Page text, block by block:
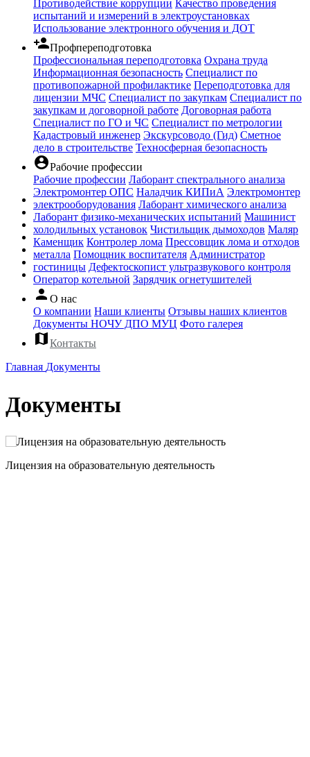
Противодействие коррупции Качество проведения
испытаний и измерений в электроустановках
Использование электронного обучения и ДОТ
person_addПрофпереподготовка
Профессиональная переподготовка Охрана труда
Информационная безопасность Специалист по
противопожарной профилактике Переподготовка для
лицензии МЧС Специалист по закупкам Специалист по
закупкам и договорной работе Договорная работа
Специалист по ГО и ЧС Специалист по метрологии
Кадастровый инженер Экскурсоводо (Гид) Сметное
дело в строительстве Техносферная безопасность
account_circleРабочие профессии
Рабочие профессии Лаборант спектрального анализа
Электромонтер ОПС Наладчик КИПиА Электромонтер
электрооборудования Лаборант химического анализа
Лаборант физико-механических испытаний Машинист
холодильных установок Чистильщик дымоходов Маляр
Каменщик Контролер лома Прессовщик лома и отходов
металла Помощник воспитателя Администратор
гостиницы Дефектоскопист ультразвукового контроля
Оператор котельной Зарядчик огнетушителей
person О нас
О компании Наши клиенты Отзывы наших клиентов
Документы НОЧУ ДПО МУЦ Фото галерея
mapКонтакты
Главная Документы
Документы
Лицензия на образовательную деятельность